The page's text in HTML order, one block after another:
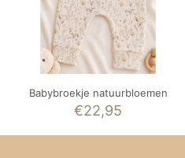
Babybroekje natuurbloemen
€22,95